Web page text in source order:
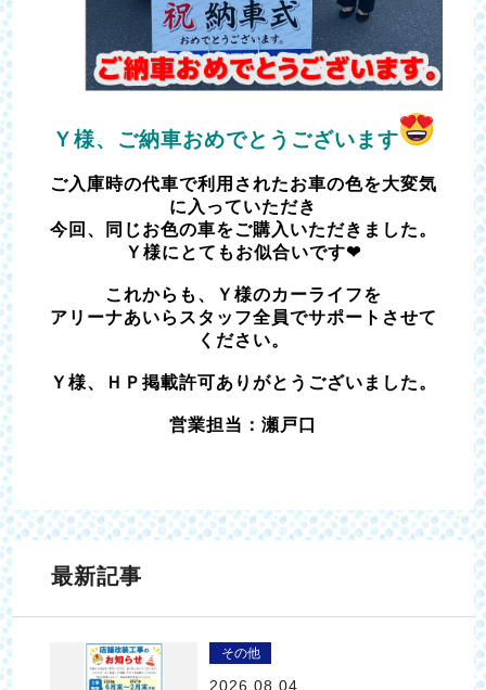
Ｙ様、ご納車おめでとうございます
ご入庫時の代車で利用されたお車の色を大変気
に入っていただき
今回、同じお色の車をご購入いただきました。
Ｙ様にとてもお似合いです❤
これからも、Ｙ様のカーライフを
アリーナあいらスタッフ全員でサポートさせて
ください。
Ｙ様、ＨＰ掲載許可ありがとうございました。
営業担当：瀬戸口
最新記事
その他
2026.08.04